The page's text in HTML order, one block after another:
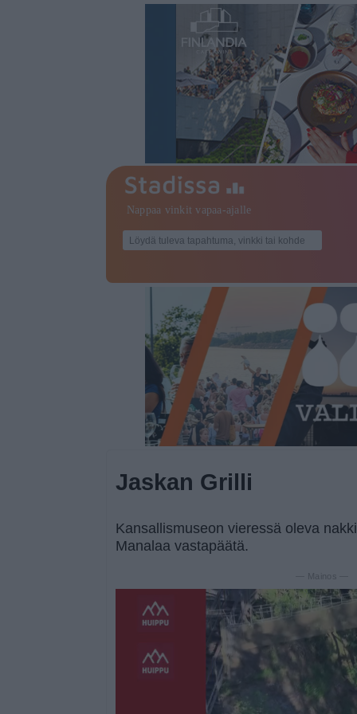
Jaskan Grilli
Kansallismuseon vieressä oleva
Manalaa vastapäätä.
— Mainos —